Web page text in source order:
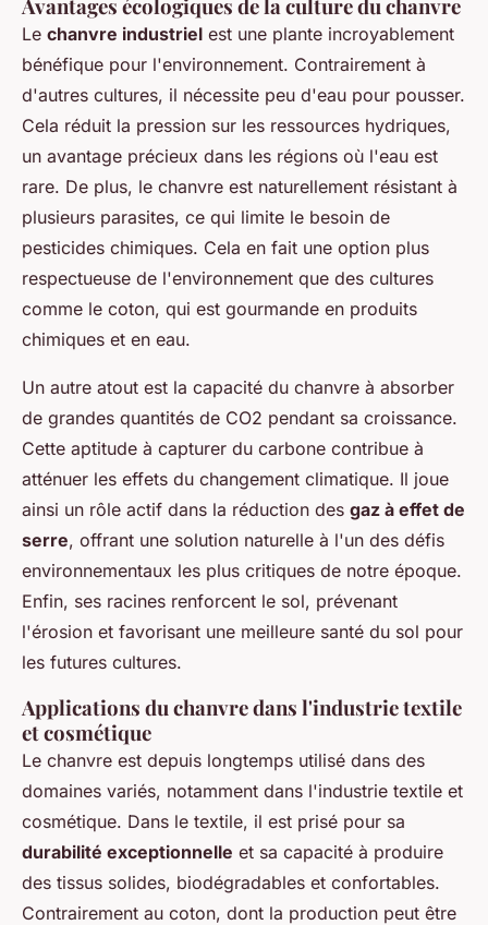
Avantages écologiques de la culture du chanvre
Le chanvre industriel est une plante incroyablement
bénéfique pour l'environnement. Contrairement à
d'autres cultures, il nécessite peu d'eau pour pousser.
Cela réduit la pression sur les ressources hydriques,
un avantage précieux dans les régions où l'eau est
rare. De plus, le chanvre est naturellement résistant à
plusieurs parasites, ce qui limite le besoin de
pesticides chimiques. Cela en fait une option plus
respectueuse de l'environnement que des cultures
comme le coton, qui est gourmande en produits
chimiques et en eau.
Un autre atout est la capacité du chanvre à absorber
de grandes quantités de CO2 pendant sa croissance.
Cette aptitude à capturer du carbone contribue à
atténuer les effets du changement climatique. Il joue
ainsi un rôle actif dans la réduction des gaz à effet de
serre, offrant une solution naturelle à l'un des défis
environnementaux les plus critiques de notre époque.
Enfin, ses racines renforcent le sol, prévenant
l'érosion et favorisant une meilleure santé du sol pour
les futures cultures.
Applications du chanvre dans l'industrie textile
et cosmétique
Le chanvre est depuis longtemps utilisé dans des
domaines variés, notamment dans l'industrie textile et
cosmétique. Dans le textile, il est prisé pour sa
durabilité exceptionnelle et sa capacité à produire
des tissus solides, biodégradables et confortables.
Contrairement au coton, dont la production peut être